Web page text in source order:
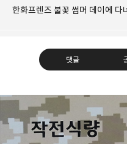
한화프렌즈 불꽃 썸머 데이에 다
댓글
레이니아